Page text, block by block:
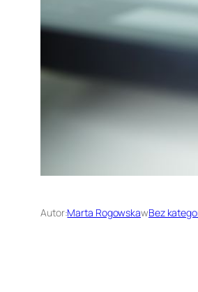
Autor:Marta RogowskawBez